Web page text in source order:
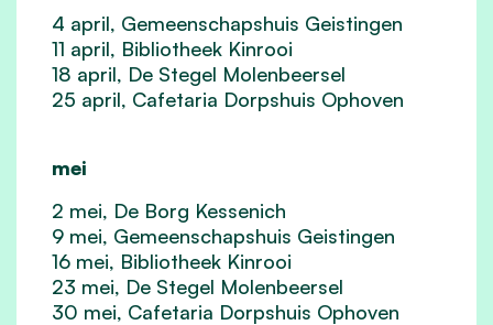
4 april, Gemeenschapshuis Geistingen
11 april, Bibliotheek Kinrooi
18 april, De Stegel Molenbeersel
25 april, Cafetaria Dorpshuis Ophoven
mei
2 mei, De Borg Kessenich
9 mei, Gemeenschapshuis Geistingen
16 mei, Bibliotheek Kinrooi
23 mei, De Stegel Molenbeersel
30 mei, Cafetaria Dorpshuis Ophoven